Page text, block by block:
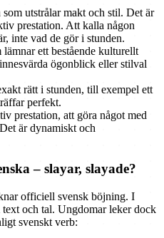
utstrålar makt och stil. Det är
prestation. Att kalla någon
inte vad de gör i stunden.
ett bestående kulturellt
ögonblick eller stilval
rätt i stunden, till exempel ett
perfekt.
prestation, att göra något med
är dynamiskt och
– slayar, slayade?
officiell svensk böjning. I
och tal. Ungdomar leker dock
svenskt verb: